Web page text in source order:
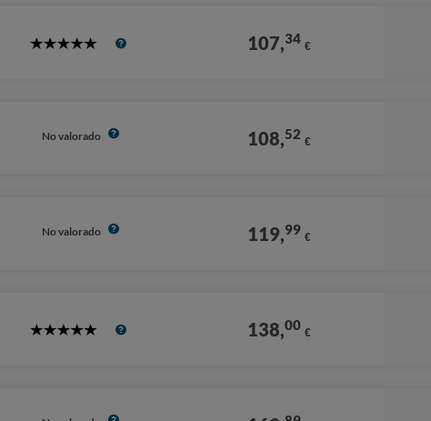
5
107,34 €
No valorado 108,52 €
No valorado 119,99 €
5
138,00 €